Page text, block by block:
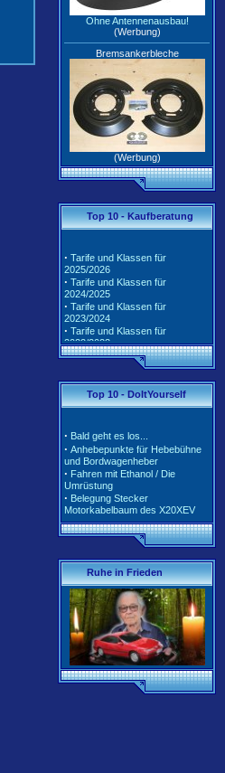
Ohne Antennenausbau!
(Werbung)
Bremsankerbleche
(Werbung)
Top 10 - Kaufberatung
2025/2026
· Tarife und Klassen für
2024/2025
· Tarife und Klassen für
2023/2024
· Tarife und Klassen für
2022/2023
· Tarife und Klassen für
2021/2022
· Tarife und Klassen für
2020/2021
·
· Tarife und Klassen für
2017/2018
· Unterschiedliche Software der
Motorsteuerung inkl. Teile-Nr.
Top 10 - DoItYourself
Anhebepunkte für Hebebühne
und Bordwagenheber
· Fahren mit Ethanol / Die
Umrüstung
· Belegung Stecker
Motorkabelbaum des X20XEV
· Radlagerwechsel an der
Calibra 4x4 - Hinterachse
·
Gerissene Krümmer beim
· Klimaanlage - So wird richtig
befüllt
· Anleitung zum Ausbau der
Pendelstütze (Querlenker/Stabi-
Bereich)
Anleitung zum Umbau des
Lenkrads auf das Corsa-B-
Facelift Modell
Anleitung zur Beleuchtung des
Schiebedachschalters mit LED
Ruhe in Frieden